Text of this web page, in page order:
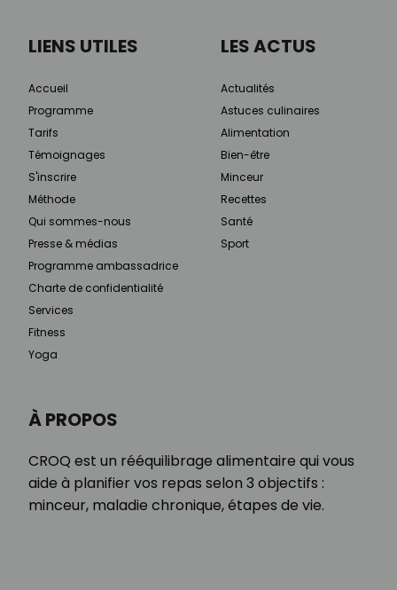
À PROPOS
CROQ est un rééquilibrage alimentaire qui vous
aide à planifier vos repas selon 3 objectifs :
minceur, maladie chronique, étapes de vie.
LIENS UTILES
Accueil
Programme
Tarifs
Témoignages
S'inscrire
Méthode
Qui sommes-nous
Presse & médias
Programme ambassadrice
Charte de confidentialité
Services
Fitness
Yoga
LES ACTUS
Actualités
Astuces culinaires
Alimentation
Bien-être
Minceur
Recettes
Santé
Sport